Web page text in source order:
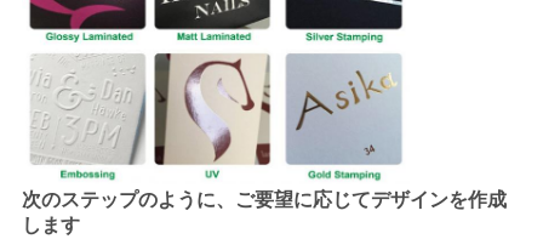
次のステップのように、ご要望に応じてデザインを作成
します